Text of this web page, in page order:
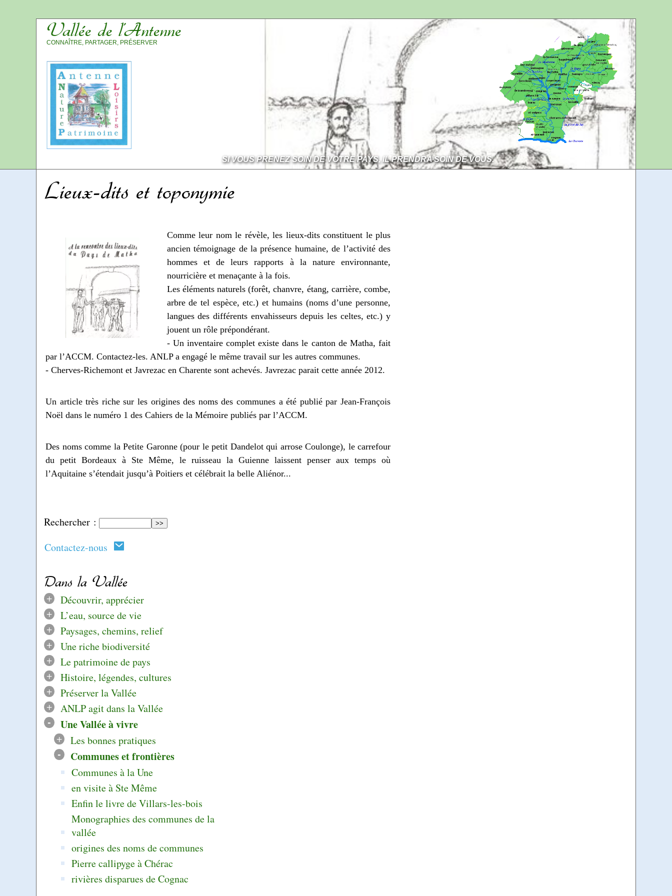
Vallée de l’Antenne
CONNAÎTRE, PARTAGER, PRÉSERVER
SI VOUS PRENEZ SOIN DE VOTRE PAYS, IL PRENDRA SOIN DE VOUS.
Rechercher :
Contactez-nous
Dans la Vallée
+
Découvrir, apprécier
+
L’eau, source de vie
+
Paysages, chemins, relief
+
Une riche biodiversité
+
Le patrimoine de pays
+
Histoire, légendes, cultures
+
Préserver la Vallée
+
ANLP agit dans la Vallée
- Une Vallée à vivre
+ Les bonnes pratiques
- Communes et frontières
Communes à la Une
en visite à Ste Même
Enfin le livre de Villars-les-bois
Monographies des communes de la
vallée
origines des noms de communes
Pierre callipyge à Chérac
rivières disparues de Cognac
Lieux-dits et toponymie
Comme leur nom le révèle, les lieux-dits constituent le plus
ancien témoignage de la présence humaine, de l’activité des
hommes et de leurs rapports à la nature environnante,
nourricière et menaçante à la fois.
Les éléments naturels (forêt, chanvre, étang, carrière, combe,
arbre de tel espèce, etc.) et humains (noms d’une personne,
langues des différents envahisseurs depuis les celtes, etc.) y
jouent un rôle prépondérant.
- Un inventaire complet existe dans le canton de Matha, fait
par l’ACCM. Contactez-les. ANLP a engagé le même travail sur les autres communes.
- Cherves-Richemont et Javrezac en Charente sont achevés. Javrezac parait cette année 2012.
Un article très riche sur les origines des noms des communes a été publié par Jean-François
Noël dans le numéro 1 des Cahiers de la Mémoire publiés par l’ACCM.
Des noms comme la Petite Garonne (pour le petit Dandelot qui arrose Coulonge), le carrefour
du petit Bordeaux à Ste Même, le ruisseau la Guienne laissent penser aux temps où
l’Aquitaine s’étendait jusqu’à Poitiers et célébrait la belle Aliénor...